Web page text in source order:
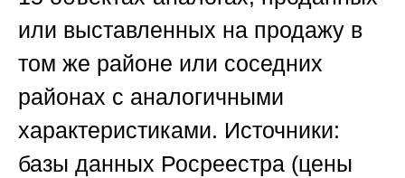
или выставленных на продажу в
том же районе или соседних
районах с аналогичными
характеристиками. Источники:
базы данных Росреестра (цены